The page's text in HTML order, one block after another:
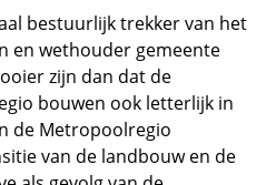
bestuurlijk trekker van het
en wethouder gemeente
zijn dan dat de
bouwen ook letterlijk in
de Metropoolregio
van de landbouw en de